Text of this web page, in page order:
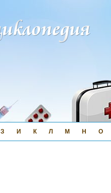
З И К Л М Н О